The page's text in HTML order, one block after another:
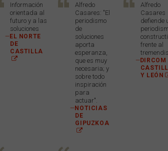
Información
orientada al
futuro y a las
soluciones
—EL NORTE
DE
CASTILLA
Alfredo
Casares: "El
periodismo
de
soluciones
aporta
esperanza,
que es muy
necesaria; y
sobre todo
inspiración
para
actuar".
—NOTICIAS
DE
GIPUZKOA
Alfredo
Casares
defiende
frente al
—DIRCOM
Y LEÓN